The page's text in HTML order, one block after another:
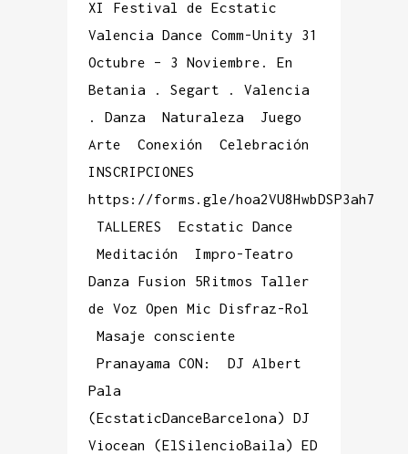
XI Festival de Ecstatic
Valencia Dance Comm-Unity 31
Octubre – 3 Noviembre. En
Betania . Segart . Valencia
. Danza Naturaleza Juego
Arte Conexión Celebración
INSCRIPCIONES
https://forms.gle/hoa2VU8HwbDSP3ah7
TALLERES Ecstatic Dance
Meditación Impro-Teatro
Danza Fusion 5Ritmos Taller
de Voz Open Mic Disfraz-Rol
Masaje consciente
Pranayama CON: DJ Albert
Pala
(EcstaticDanceBarcelona) DJ
Viocean (ElSilencioBaila) ED